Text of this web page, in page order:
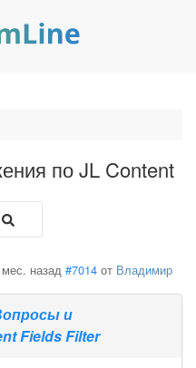
по JL Content
назад #7014 от Владимир
и
Fields Filter